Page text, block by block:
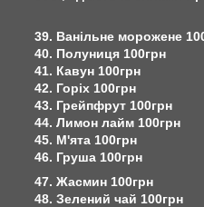
39. Ванільне морожене
40. Полуниця 100грн
41. Кавун 100грн
42. Горіх 100грн
43. Грейпфрут 100грн
44. Лимон лайм 100грн
45. М'ята 100грн
46. Груша 100грн
47. Жасмин 100грн
48. Зелений чай 100грн